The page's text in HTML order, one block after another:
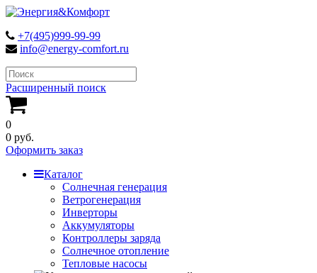
+7(495)999-99-99
info@energy-comfort.ru
Расширенный поиск
0
0 руб.
Оформить заказ
Каталог
Солнечная генерация
Ветрогенерация
Инверторы
Аккумуляторы
Контроллеры заряда
Солнечное отопление
Тепловые насосы